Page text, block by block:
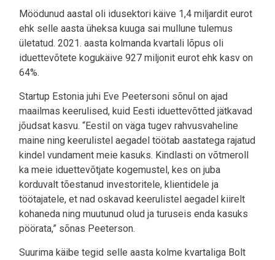
Möödunud aastal oli idusektori käive 1,4 miljardit eurot
ehk selle aasta üheksa kuuga sai mullune tulemus
ületatud. 2021. aasta kolmanda kvartali lõpus oli
iduettevõtete kogukäive 927 miljonit eurot ehk kasv on
64%.
Startup Estonia juhi Eve Peetersoni sõnul on ajad
maailmas keerulised, kuid Eesti iduettevõtted jätkavad
jõudsat kasvu. “Eestil on väga tugev rahvusvaheline
maine ning keerulistel aegadel töötab aastatega rajatud
kindel vundament meie kasuks. Kindlasti on võtmeroll
ka meie iduettevõtjate kogemustel, kes on juba
korduvalt tõestanud investoritele, klientidele ja
töötajatele, et nad oskavad keerulistel aegadel kiirelt
kohaneda ning muutunud olud ja turuseis enda kasuks
pöörata,” sõnas Peeterson.
Suurima käibe tegid selle aasta kolme kvartaliga Bolt